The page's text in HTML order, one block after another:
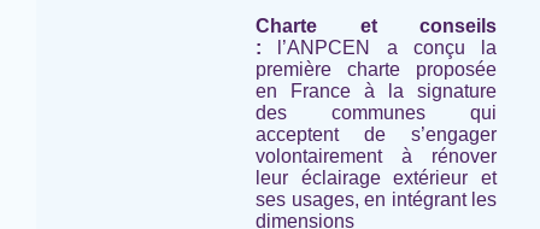
Charte et conseils
: l’ANPCEN a conçu la
première charte proposée
en France à la signature
des communes qui
acceptent de s’engager
volontairement à rénover
leur éclairage extérieur et
ses usages, en intégrant les
dimensions